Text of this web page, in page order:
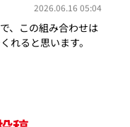
2026.06.16 05:04
、この組み合わせは
れると思います。